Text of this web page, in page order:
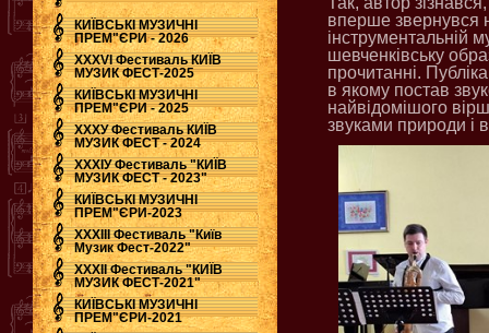
КИЇВСЬКІ МУЗИЧНІ
ПРЕМ"ЄРИ - 2026
ХХХVI Фестиваль КИЇВ
МУЗИК ФЕСТ-2025
КИЇВСЬКІ МУЗИЧНІ
ПРЕМ"ЄРИ - 2025
ХХХУ Фестиваль КИЇВ
МУЗИК ФЕСТ - 2024
ХХХІУ Фестиваль "КИЇВ
МУЗИК ФЕСТ - 2023"
КИЇВСЬКІ МУЗИЧНІ
ПРЕМ"ЄРИ-2023
ХХХІІІ Фестиваль "Київ
Музик Фест-2022"
ХХХІІ Фестиваль "КИЇВ
МУЗИК ФЕСТ-2021"
КИЇВСЬКІ МУЗИЧНІ
ПРЕМ"ЄРИ-2021
вперше звернувся
інструментальній
шевченківську
прочитанні.
в якому постав
найвідомішого
звуками природи і